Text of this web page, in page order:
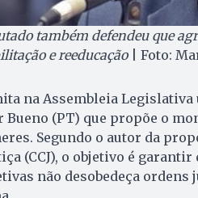
também defendeu que
e reeducação| Foto:
na Assembleia
Bueno (PT) que propõe o
Segundo o autor da
(CCJ), o objetivo é
não desobedeça